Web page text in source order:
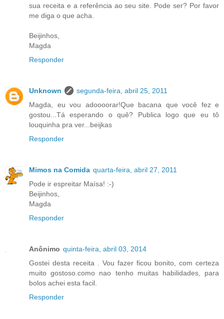
sua receita e a referência ao seu site. Pode ser? Por favor
me diga o que acha.
Beijinhos,
Magda
Responder
Unknown
segunda-feira, abril 25, 2011
Magda, eu vou adoooorar!Que bacana que você fez e
gostou...Tá esperando o quê? Publica logo que eu tô
louquinha pra ver...beijkas
Responder
Mimos na Comida quarta-feira, abril 27, 2011
Pode ir espreitar Maísa! :-)
Beijinhos,
Magda
Responder
Anônimo quinta-feira, abril 03, 2014
Gostei desta receita . Vou fazer ficou bonito, com certeza
muito gostoso.como nao tenho muitas habilidades, para
bolos achei esta facil.
Responder